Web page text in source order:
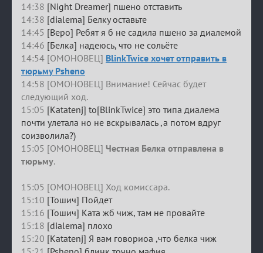
14:38 [Night Dreamer] пшено отставить
14:38 [dialema] Белку оставьте
14:45 [Веро] Ребят я б не садила пшено за диалемой
14:46 [Белка] надеюсь, что не сольёте
14:54 [ОМОНОВЕЦ] BlinkTwice хочет отправить в
тюрьму Psheno
14:58 [ОМОНОВЕЦ] Внимание! Сейчас будет
следующий ход.
15:05 [Katatenj] to[BlinkTwice] это типа диалема
почти улетала но не вскрывалась ,а потом вдруг
соизволила?)
15:05 [ОМОНОВЕЦ] Честная Белка отправлена в
тюрьму.
15:05 [ОМОНОВЕЦ] Ход комиссара.
15:10 [Тошич] Пойдет
15:16 [Тошич] Ката жб чиж, там не провайте
15:18 [dialema] плохо
15:20 [Katatenj] Я вам говориоа ,что белка чиж